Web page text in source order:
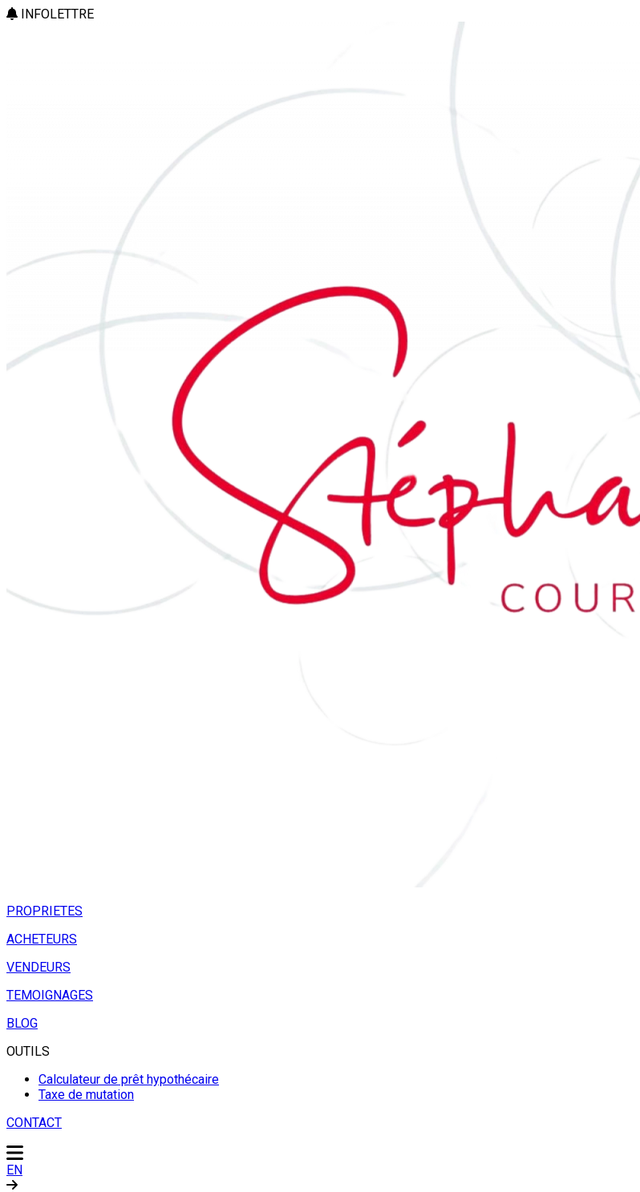
INFOLETTRE
PROPRIETES
ACHETEURS
VENDEURS
TEMOIGNAGES
BLOG
OUTILS
Calculateur de prêt hypothécaire
Taxe de mutation
CONTACT
EN